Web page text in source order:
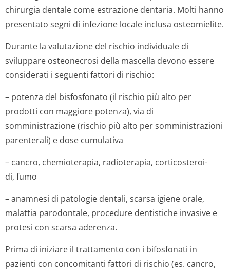
chirurgia dentale come estrazione dentaria. Molti hanno
presentato segni di infezione locale inclusa osteomielite.
Durante la valutazione del rischio individuale di
sviluppare osteonecrosi della mascella devono essere
considerati i seguenti fattori di rischio:
– potenza del bisfosfonato (il rischio più alto per
prodotti con maggiore potenza), via di
somministrazione (rischio più alto per somministrazioni
parenterali) e dose cumulativa
– cancro, chemioterapia, radioterapia, corticosteroi­
di, fumo
– anamnesi di patologie dentali, scarsa igiene orale,
malattia parodontale, procedure dentistiche invasive e
protesi con scarsa aderenza.
Prima di iniziare il trattamento con i bifosfonati in
pazienti con concomitanti fattori di rischio (es. cancro,